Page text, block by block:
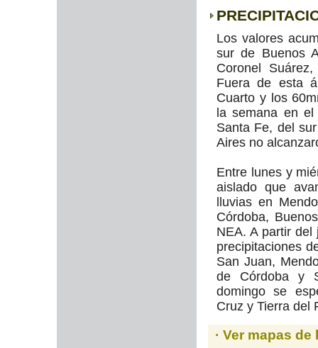
Los valores
sur de Buenos
Coronel
Fuera de esta
Cuarto y los
la semana en
Santa Fe, del
Aires no
Entre lunes y
aislado que
lluvias en
Córdoba,
NEA. A partir
precipitaciones
San Juan,
de Córdoba y
domingo se
Cruz y Tierra del
· Ver mapas